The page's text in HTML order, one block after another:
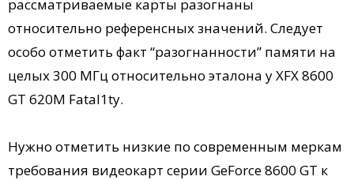
рассматриваемые карты разогнаны
относительно референсных значений. Следует
особо отметить факт “разогнанности” памяти на
целых 300 МГц относительно эталона у XFX 8600
GT 620M Fatal1ty.
Нужно отметить низкие по современным меркам
требования видеокарт серии GeForce 8600 GT к